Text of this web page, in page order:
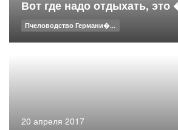
Вот где надо отдыхать, это
Пчеловодство Германи�...
20 апреля 2017